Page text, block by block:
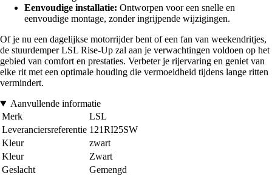
Eenvoudige installatie: Ontworpen voor een snelle en
eenvoudige montage, zonder ingrijpende wijzigingen.
Of je nu een dagelijkse motorrijder bent of een fan van weekendritjes,
de stuurdemper LSL Rise-Up zal aan je verwachtingen voldoen op het
gebied van comfort en prestaties. Verbeter je rijervaring en geniet van
elke rit met een optimale houding die vermoeidheid tijdens lange ritten
vermindert.
Aanvullende informatie
Merk
LSL
Leveranciersreferentie 121RI25SW
Kleur
zwart
Kleur
Zwart
Geslacht
Gemengd